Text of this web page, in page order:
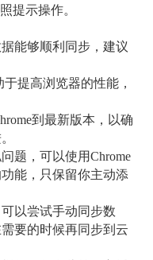
提示操作。
能够顺利同步，建议
提高浏览器的性能，
到最新版本，以确
题，可以使用Chrome
能，只保留你主动添
以尝试手动同步数
要的时候再同步到云